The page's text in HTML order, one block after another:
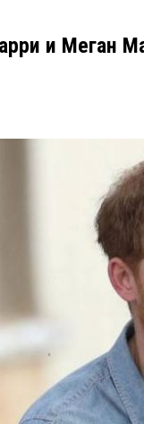
и Меган